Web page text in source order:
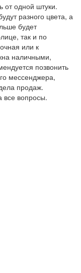
от одной штуки.
разного цвета, а
будет
так и по
или к
наличными,
позвонить
мессенджера,
продаж.
все вопросы.